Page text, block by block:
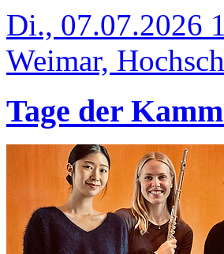
Di., 07.07.2026
Weimar,
Tage der